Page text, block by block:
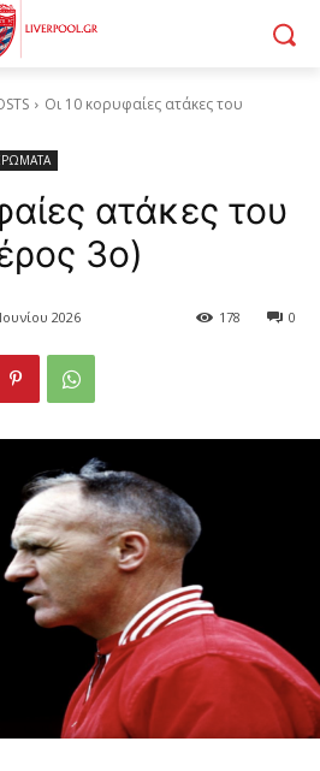
Οι 10 κορυφαίες ατάκες του
ατάκες του
3ο)
2026 0
178